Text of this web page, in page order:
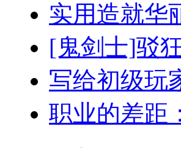
实用造就华
[鬼剑士]驳
写给初级玩
职业的差距